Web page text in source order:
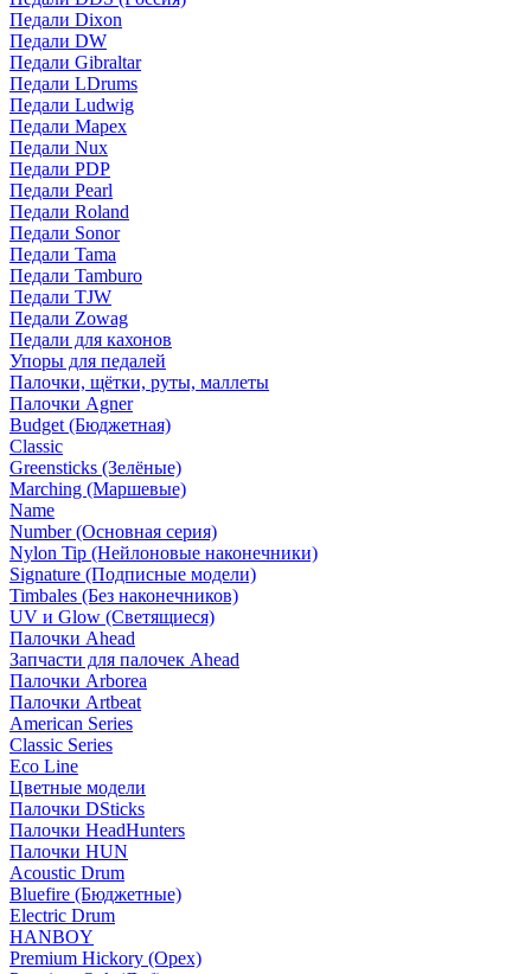
Педали Dixon
Педали DW
Педали Gibraltar
Педали LDrums
Педали Ludwig
Педали Mapex
Педали Nux
Педали PDP
Педали Pearl
Педали Roland
Педали Sonor
Педали Tama
Педали Tamburo
Педали TJW
Педали Zowag
Педали для кахонов
Упоры для педалей
Палочки, щётки, руты, маллеты
Палочки Agner
Budget (Бюджетная)
Classic
Greensticks (Зелёные)
Marching (Маршевые)
Name
Number (Основная серия)
Nylon Tip (Нейлоновые наконечники)
Signature (Подписные модели)
Timbales (Без наконечников)
UV и Glow (Светящиеся)
Палочки Ahead
Запчасти для палочек Ahead
Палочки Arborea
Палочки Artbeat
American Series
Classic Series
Eco Line
Цветные модели
Палочки DSticks
Палочки HeadHunters
Палочки HUN
Acoustic Drum
Bluefire (Бюджетные)
Electric Drum
HANBOY
Premium Hickory (Орех)